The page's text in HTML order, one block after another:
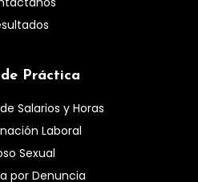
Práctica
Salarios y Horas
Laboral
Sexual
por Denuncia